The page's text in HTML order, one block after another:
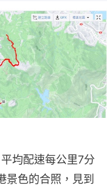
均配速每公里7分
景色的合照，見到